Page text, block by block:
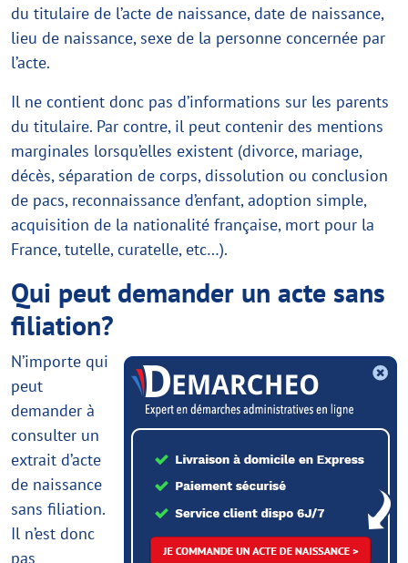
du titulaire de l’acte de naissance, date de naissance,
lieu de naissance, sexe de la personne concernée par
l’acte.
Il ne contient donc pas d’informations sur les parents
du titulaire. Par contre, il peut contenir des mentions
marginales lorsqu’elles existent (divorce, mariage,
décès, séparation de corps, dissolution ou conclusion
de pacs, reconnaissance d’enfant, adoption simple,
acquisition de la nationalité française, mort pour la
France, tutelle, curatelle, etc…).
Qui peut demander un acte sans
filiation?
N’importe qui
peut
demander à
consulter un
extrait d’acte
de naissance
sans filiation.
Il n’est donc
pas